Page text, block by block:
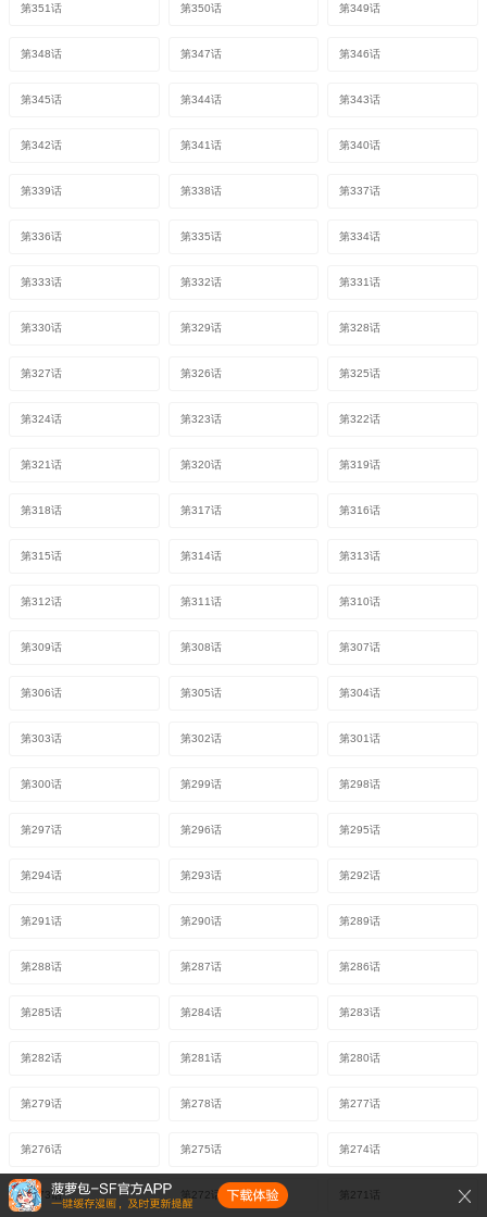
第351话 第350话 第349话
第348话 第347话 第346话
第345话 第344话 第343话
第342话 第341话 第340话
第339话 第338话 第337话
第336话 第335话 第334话
第333话 第332话 第331话
第330话 第329话 第328话
第327话 第326话 第325话
第324话 第323话 第322话
第321话 第320话 第319话
第318话 第317话 第316话
第315话 第314话 第313话
第312话 第311话 第310话
第309话 第308话 第307话
第306话 第305话 第304话
第303话 第302话 第301话
第300话 第299话 第298话
第297话 第296话 第295话
第294话 第293话 第292话
第291话 第290话 第289话
第288话 第287话 第286话
第285话 第284话 第283话
第282话 第281话 第280话
第279话 第278话 第277话
第276话 第275话 第274话
第273话 第272话 第271话